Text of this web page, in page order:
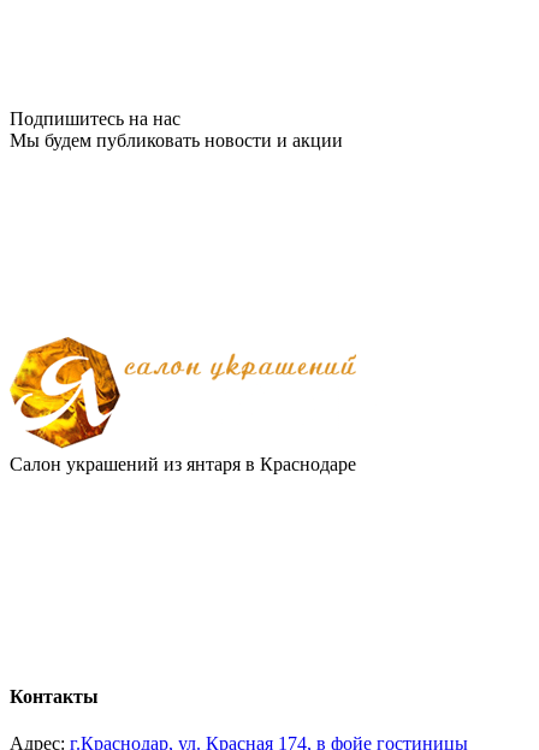
Подпишитесь на нас
Мы будем публиковать новости и акции
Салон украшений из янтаря в Краснодаре
Контакты
Адрес: г.Краснодар, ул. Красная 174, в фойе гостиницы